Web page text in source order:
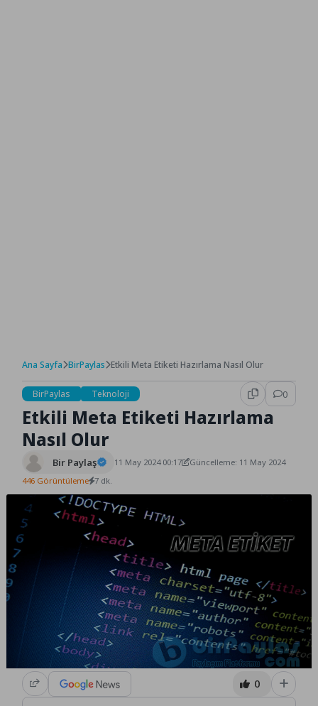
Ana Sayfa BirPaylas Etkili Meta Etiketi Hazırlama Nasıl Olur
BirPaylas Teknoloji 0
Etkili Meta Etiketi Hazırlama
Nasıl Olur
Bir Paylaş 11 May 2024 00:17
Güncelleme: 11 May 2024
446 Görüntüleme 7 dk.
0